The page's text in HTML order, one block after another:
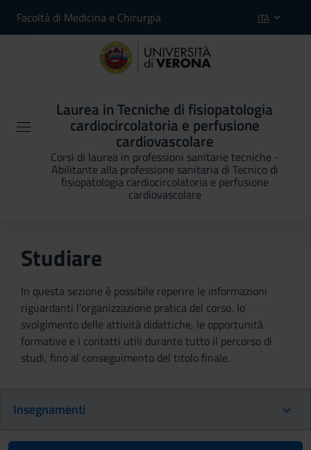
Facoltà di Medicina e Chirurgia ITA
Laurea in Tecniche di fisiopatologia
cardiocircolatoria e perfusione
cardiovascolare
Corsi di laurea in professioni sanitarie tecniche -
Abilitante alla professione sanitaria di Tecnico di
fisiopatologia cardiocircolatoria e perfusione
cardiovascolare
Studiare
In questa sezione è possibile reperire le informazioni
riguardanti l'organizzazione pratica del corso, lo
svolgimento delle attività didattiche, le opportunità
formative e i contatti utili durante tutto il percorso di
studi, fino al conseguimento del titolo finale.
Insegnamenti